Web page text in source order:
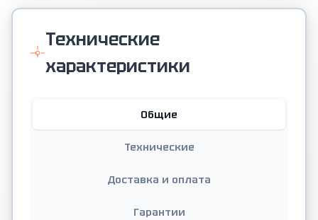
Технические
характеристики
Общие
Технические
Доставка и оплата
Гарантии